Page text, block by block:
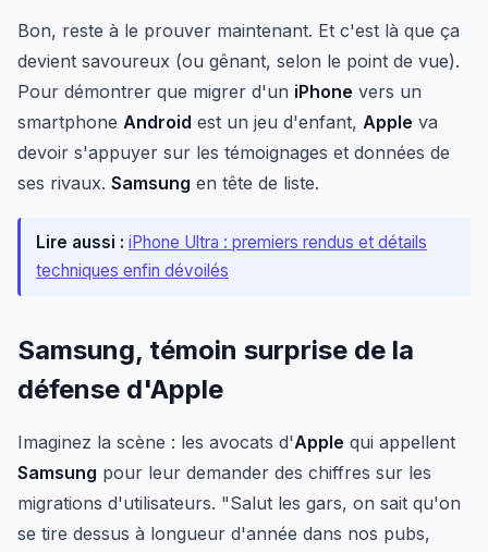
Bon, reste à le prouver maintenant. Et c'est là que ça
devient savoureux (ou gênant, selon le point de vue).
Pour démontrer que migrer d'un iPhone vers un
smartphone Android est un jeu d'enfant, Apple va
devoir s'appuyer sur les témoignages et données de
ses rivaux. Samsung en tête de liste.
Lire aussi : iPhone Ultra : premiers rendus et détails
techniques enfin dévoilés
Samsung, témoin surprise de la
défense d'Apple
Imaginez la scène : les avocats d'Apple qui appellent
Samsung pour leur demander des chiffres sur les
migrations d'utilisateurs. "Salut les gars, on sait qu'on
se tire dessus à longueur d'année dans nos pubs,